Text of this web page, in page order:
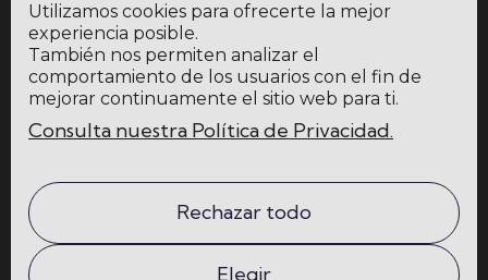
He leído y acepto lapolítica de privacidad y protección de datos
La escuela
Programas
Contacto
Utilizamos cookies para ofrecerte la mejor
experiencia posible.
También nos permiten analizar el
comportamiento de los usuarios con el fin de
mejorar continuamente el sitio web para ti.
Consulta nuestra Política de Privacidad.
Rechazar todo
Elegir